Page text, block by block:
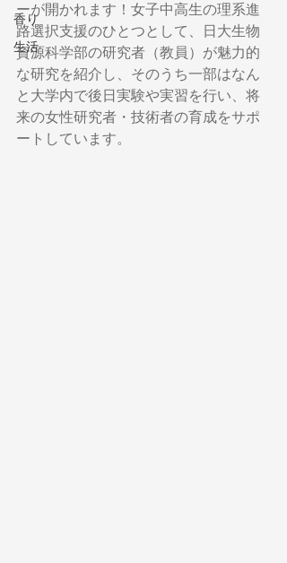
香り
生活
ーが開かれます！女子中高生の理系進
路選択支援のひとつとして、日大生物
資源科学部の研究者（教員）が魅力的
な研究を紹介し、そのうち一部はなん
と大学内で後日実験や実習を行い、将
来の女性研究者・技術者の育成をサポ
ートしています。